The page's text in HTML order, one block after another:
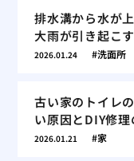
排水溝から水が
大雨が引き起こ
2026.01.24 洗面所
古い家のトイレ
い原因とDIY修理
2026.01.21 家